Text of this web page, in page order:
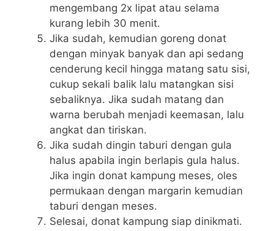
mengembang 2x lipat atau selama
kurang lebih 30 menit.
Jika sudah, kemudian goreng donat
dengan minyak banyak dan api sedang
cenderung kecil hingga matang satu sisi,
cukup sekali balik lalu matangkan sisi
sebaliknya. Jika sudah matang dan
warna berubah menjadi keemasan, lalu
angkat dan tiriskan.
Jika sudah dingin taburi dengan gula
halus apabila ingin berlapis gula halus.
Jika ingin donat kampung meses, oles
permukaan dengan margarin kemudian
taburi dengan meses.
Selesai, donat kampung siap dinikmati.